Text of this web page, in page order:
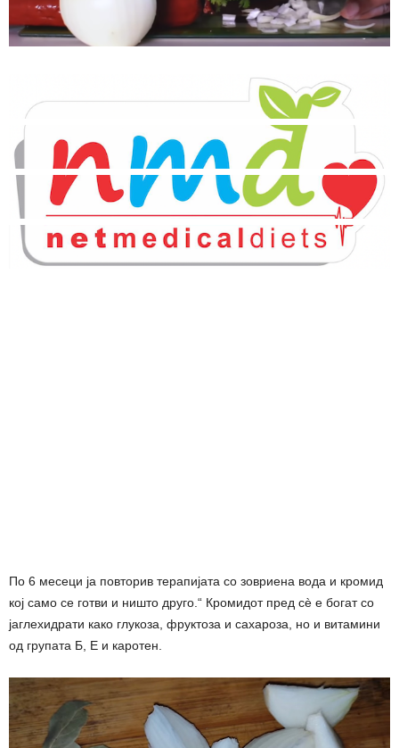
По 6 месеци ја повторив терапијата со зовриена вода и кромид
кој само се готви и ништо друго.“ Кромидот пред сè е богат со
јаглехидрати како глукоза, фруктоза и сахароза, но и витамини
од групата Б, Е и каротен.